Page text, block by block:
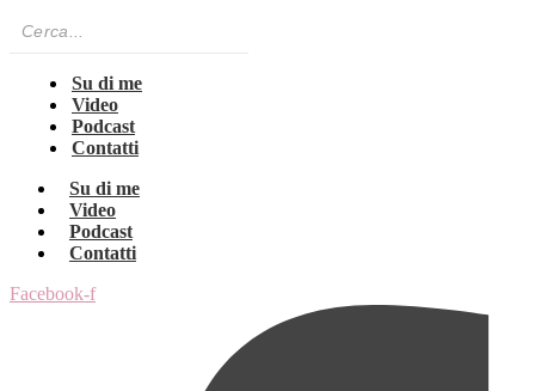
Su di me
Video
Podcast
Contatti
Su di me
Video
Podcast
Contatti
Facebook-f